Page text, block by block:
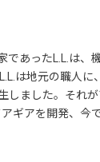
あったL.L.は
は地元の職人
ました。それ
ギアを開発、